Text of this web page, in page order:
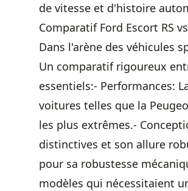
de vitesse et d'histoire
Comparatif Ford Escort RS
Dans l'arène des véhicules
Un comparatif rigoureux
essentiels:- Performances:
voitures telles que la
les plus extrêmes.-
distinctives et son allure
pour sa robustesse
modèles qui nécessitaient